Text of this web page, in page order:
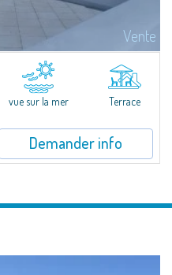
Vente
récente, dans le superbe
avec jardin de tailles différentes,
vue sur la mer Terrace
Demander info